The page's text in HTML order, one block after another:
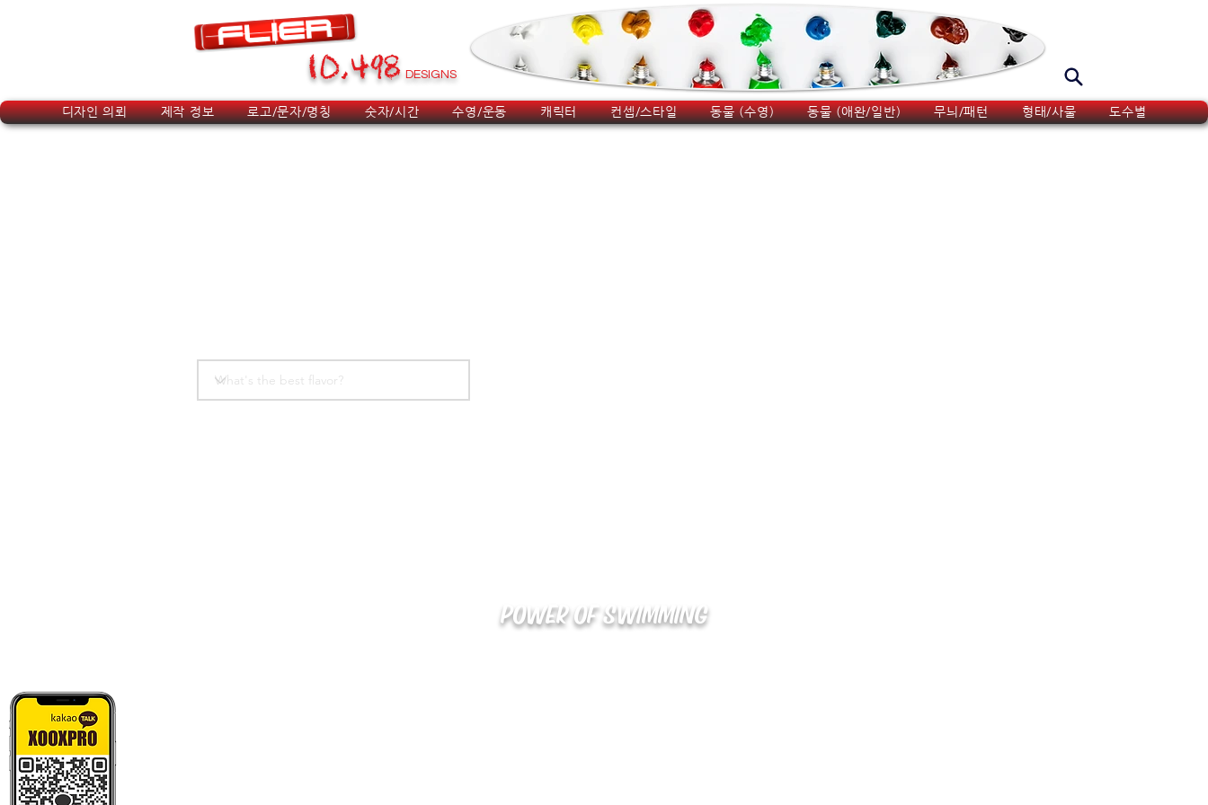
10,498 DESIGNS
디자인 의뢰 제작 정보 로고/문자/명칭 숫자/시간 수영/운동 캐릭터 컨셉/스타일 동물 (수영) 동물 (애완/일반) 무늬/패턴 형태/사물 도수별
POWER OF SWIMMING